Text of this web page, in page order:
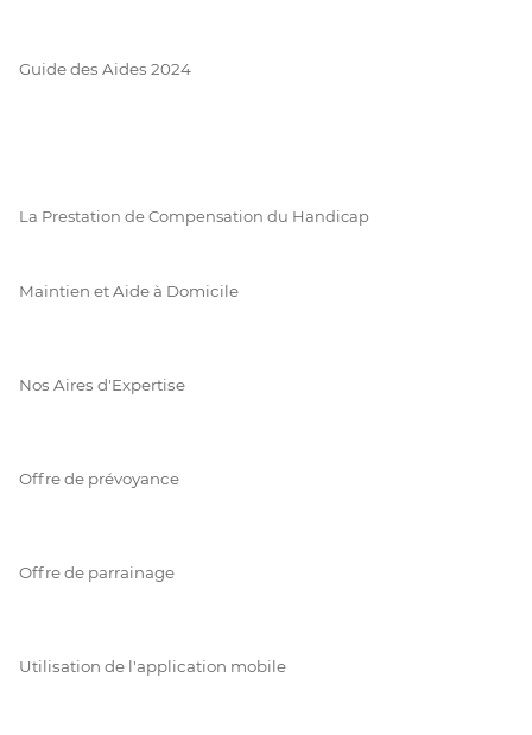
Guide des Aides 2024
La Prestation de Compensation du Handicap
Maintien et Aide à Domicile
Nos Aires d'Expertise
Offre de prévoyance
Offre de parrainage
Utilisation de l'application mobile